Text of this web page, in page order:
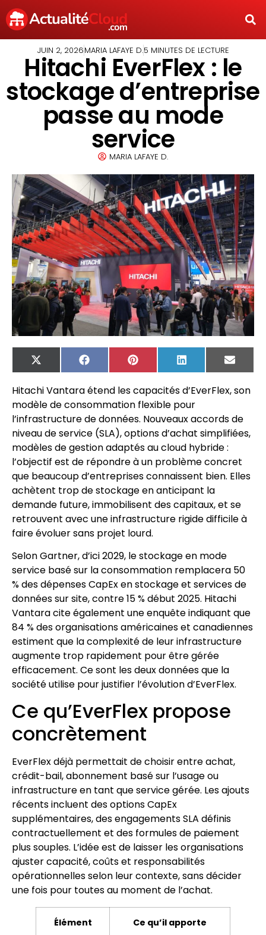
JUIN 2, 2026MARIA LAFAYE D.5 MINUTES DE LECTURE
Hitachi EverFlex : le
stockage d’entreprise
passe au mode
service
MARIA LAFAYE D.
X
(Twitter)
FacebookPinterest LinkedIn
Email
Hitachi Vantara étend les capacités d’EverFlex, son
modèle de consommation flexible pour
l’infrastructure de données. Nouveaux accords de
niveau de service (SLA), options d’achat simplifiées,
modèles de gestion adaptés au cloud hybride :
l’objectif est de répondre à un problème concret
que beaucoup d’entreprises connaissent bien. Elles
achètent trop de stockage en anticipant la
demande future, immobilisent des capitaux, et se
retrouvent avec une infrastructure rigide difficile à
faire évoluer sans projet lourd.
Selon Gartner, d’ici 2029, le stockage en mode
service basé sur la consommation remplacera 50
% des dépenses CapEx en stockage et services de
données sur site, contre 15 % début 2025. Hitachi
Vantara cite également une enquête indiquant que
84 % des organisations américaines et canadiennes
estiment que la complexité de leur infrastructure
augmente trop rapidement pour être gérée
efficacement. Ce sont les deux données que la
société utilise pour justifier l’évolution d’EverFlex.
Ce qu’EverFlex propose
concrètement
EverFlex déjà permettait de choisir entre achat,
crédit-bail, abonnement basé sur l’usage ou
infrastructure en tant que service gérée. Les ajouts
récents incluent des options CapEx
supplémentaires, des engagements SLA définis
contractuellement et des formules de paiement
plus souples. L’idée est de laisser les organisations
ajuster capacité, coûts et responsabilités
opérationnelles selon leur contexte, sans décider
une fois pour toutes au moment de l’achat.
Élément Ce qu’il apporte